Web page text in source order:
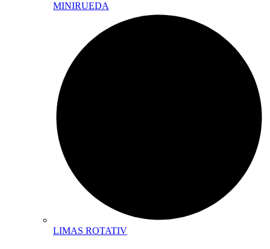
MINIRUEDA
LIMAS ROTATIV